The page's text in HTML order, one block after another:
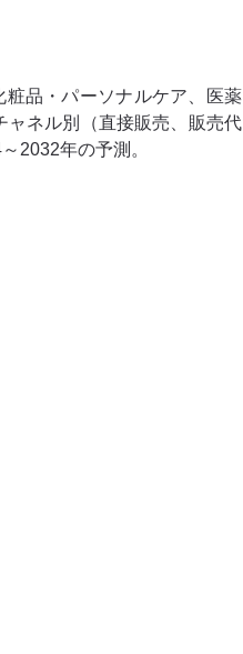
品・パーソナルケア、医薬
ャネル別（直接販売、販売代
2032年の予測。